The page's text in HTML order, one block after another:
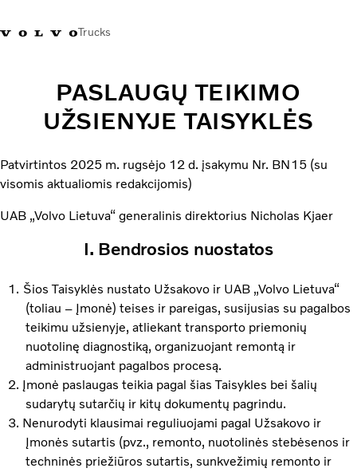
Trucks
Paslaugos
Kontaktai
PASLAUGŲ TEIKIMO
UŽSIENYJE TAISYKLĖS
Patvirtintos 2025 m. rugsėjo 12 d. įsakymu Nr. BN15 (su
visomis aktualiomis redakcijomis)
UAB „Volvo Lietuva“ generalinis direktorius Nicholas Kjaer
I. Bendrosios nuostatos
Šios Taisyklės nustato Užsakovo ir UAB „Volvo Lietuva“
(toliau – Įmonė) teises ir pareigas, susijusias su pagalbos
teikimu užsienyje, atliekant transporto priemonių
nuotolinę diagnostiką, organizuojant remontą ir
administruojant pagalbos procesą.
Įmonė paslaugas teikia pagal šias Taisykles bei šalių
sudarytų sutarčių ir kitų dokumentų pagrindu.
Nenurodyti klausimai reguliuojami pagal Užsakovo ir
Įmonės sutartis (pvz., remonto, nuotolinės stebėsenos ir
techninės priežiūros sutartis, sunkvežimių remonto ir